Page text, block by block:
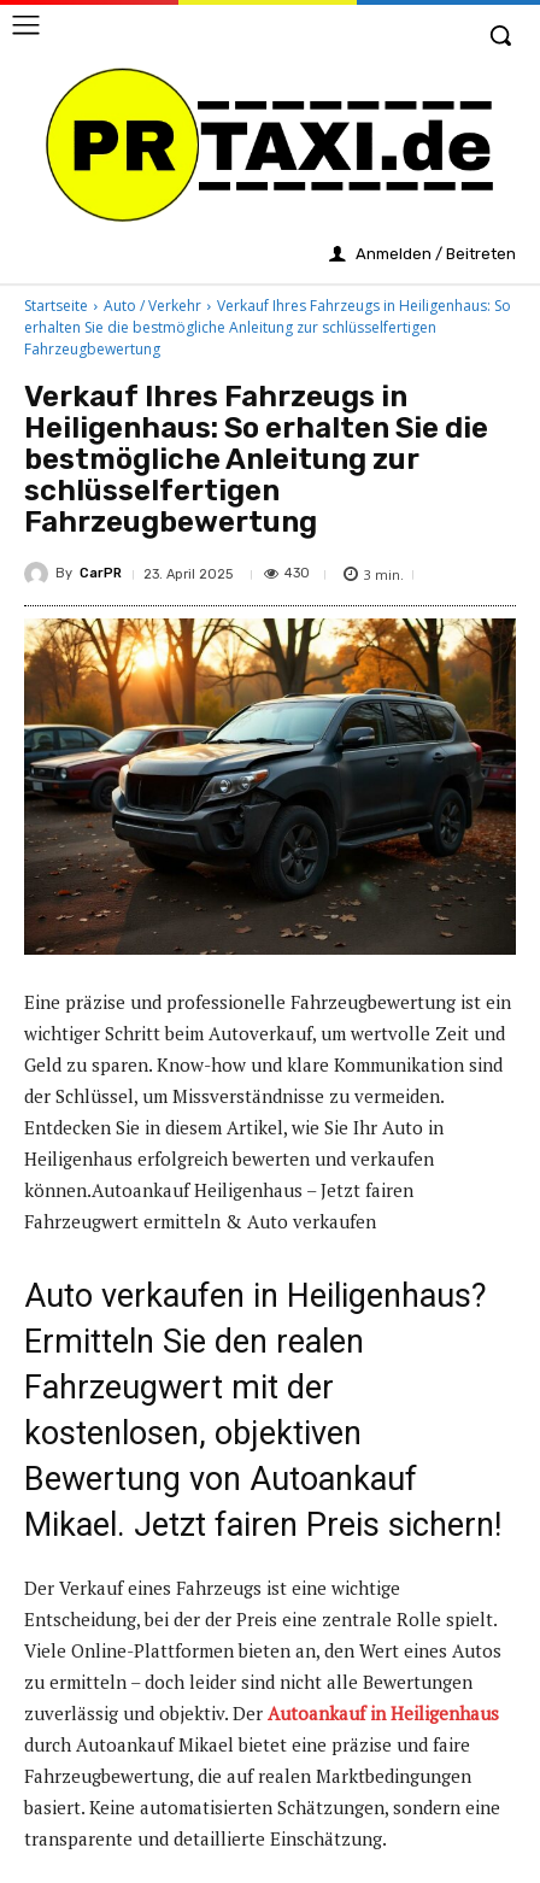
Anmelden / Beitreten
Startseite Auto / Verkehr
Verkauf Ihres Fahrzeugs in Heiligenhaus: So
erhalten Sie die bestmögliche Anleitung zur schlüsselfertigen
Fahrzeugbewertung
Verkauf Ihres Fahrzeugs in
Heiligenhaus: So erhalten Sie die
bestmögliche Anleitung zur
schlüsselfertigen
Fahrzeugbewertung
By CarPR 23. April 2025 430 3 min.
Eine präzise und professionelle Fahrzeugbewertung ist ein
wichtiger Schritt beim Autoverkauf, um wertvolle Zeit und
Geld zu sparen. Know-how und klare Kommunikation sind
der Schlüssel, um Missverständnisse zu vermeiden.
Entdecken Sie in diesem Artikel, wie Sie Ihr Auto in
Heiligenhaus erfolgreich bewerten und verkaufen
können.Autoankauf Heiligenhaus – Jetzt fairen
Fahrzeugwert ermitteln & Auto verkaufen
Auto verkaufen in Heiligenhaus?
Ermitteln Sie den realen
Fahrzeugwert mit der
kostenlosen, objektiven
Bewertung von Autoankauf
Mikael. Jetzt fairen Preis sichern!
Der Verkauf eines Fahrzeugs ist eine wichtige
Entscheidung, bei der der Preis eine zentrale Rolle spielt.
Viele Online-Plattformen bieten an, den Wert eines Autos
zu ermitteln – doch leider sind nicht alle Bewertungen
zuverlässig und objektiv. Der Autoankauf in Heiligenhaus
durch Autoankauf Mikael bietet eine präzise und faire
Fahrzeugbewertung, die auf realen Marktbedingungen
basiert. Keine automatisierten Schätzungen, sondern eine
transparente und detaillierte Einschätzung.